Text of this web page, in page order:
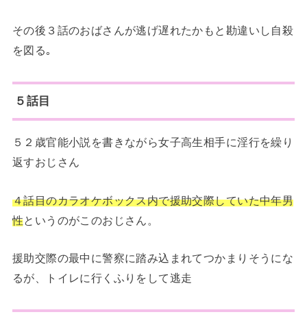
その後３話のおばさんが逃げ遅れたかもと勘違いし自殺
を図る｡
５話目
５２歳官能小説を書きながら女子高生相手に淫行を繰り
返すおじさん
４話目のカラオケボックス内で援助交際していた中年男
性というのがこのおじさん。
援助交際の最中に警察に踏み込まれてつかまりそうにな
るが、トイレに行くふりをして逃走